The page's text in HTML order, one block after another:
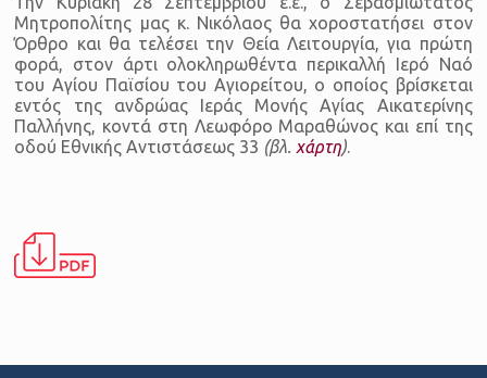
Μητροπολίτης μας κ. Νικόλαος θα χοροστατήσει στον
Όρθρο και θα τελέσει την Θεία Λειτουργία, για πρώτη
φορά, στον άρτι ολοκληρωθέντα περικαλλή Ιερό Ναό
του Αγίου Παϊσίου του Αγιορείτου, ο οποίος βρίσκεται
εντός της ανδρώας Ιεράς Μονής Αγίας Αικατερίνης
Παλλήνης, κοντά στη Λεωφόρο Μαραθώνος και επί της
οδού Εθνικής Αντιστάσεως 33 (βλ. χάρτη).